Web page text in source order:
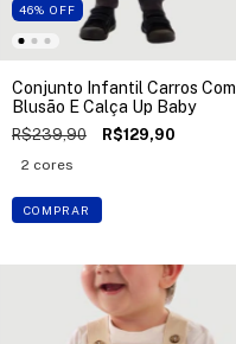
46% OFF
Conjunto Infantil Carros Com
Blusão E Calça Up Baby
R$239,90 R$129,90
2 cores
COMPRAR